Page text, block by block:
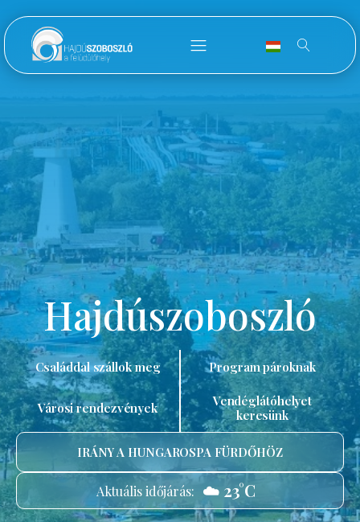
Hajdúszoboszló
Családdal szállok meg Program pároknak
Városi rendezvények
Vendéglátóhelyet
keresünk
IRÁNY A HUNGAROSPA FÜRDŐHÖZ
Aktuális időjárás: ☁️ 23°C